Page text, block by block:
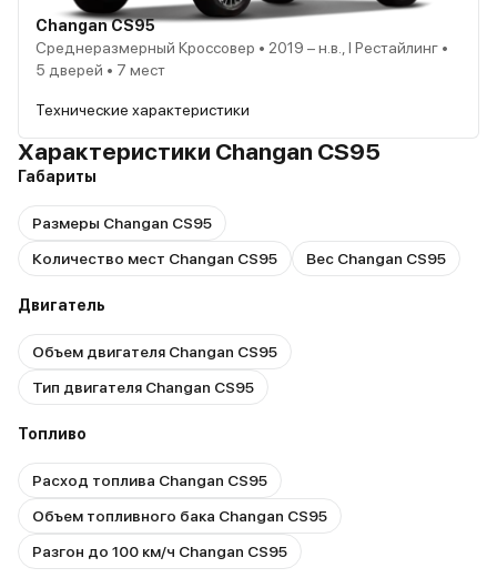
Changan CS95
Среднеразмерный Кроссовер • 2019 – н.в., I Рестайлинг •
5 дверей • 7 мест
Технические характеристики
Характеристики Changan CS95
Габариты
Размеры Changan CS95
Количество мест Changan CS95
Вес Changan CS95
Двигатель
Объем двигателя Changan CS95
Тип двигателя Changan CS95
Топливо
Расход топлива Changan CS95
Объем топливного бака Changan CS95
Разгон до 100 км/ч Changan CS95